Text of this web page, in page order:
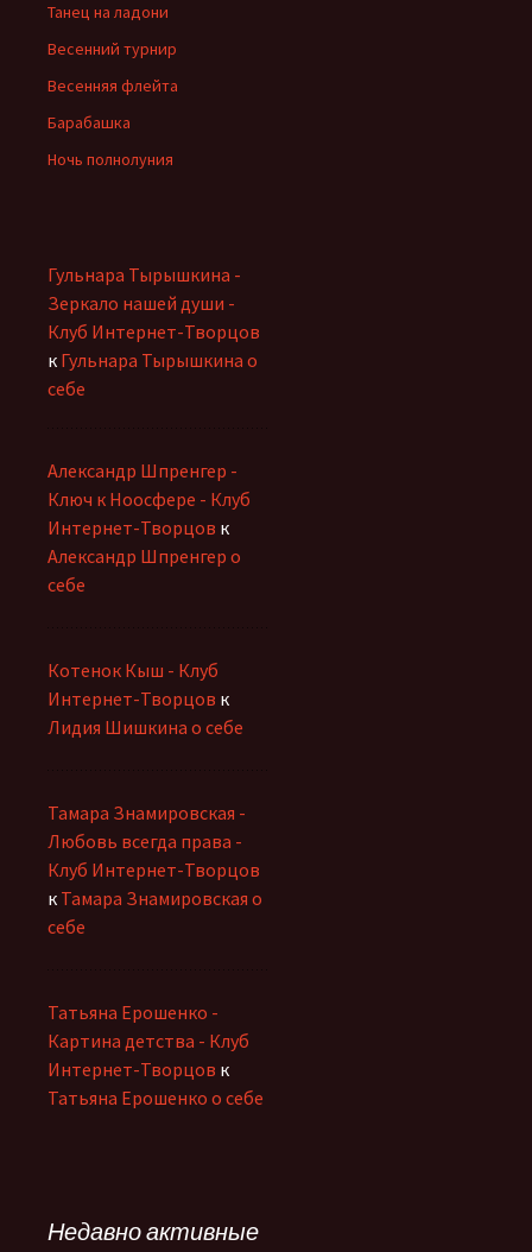
Танец на ладони
Весенний турнир
Весенняя флейта
Барабашка
Ночь полнолуния
Гульнара Тырышкина -
Зеркало нашей души -
Клуб Интернет-Творцов
к Гульнара Тырышкина о
себе
Александр Шпренгер -
Ключ к Ноосфере - Клуб
Интернет-Творцов к
Александр Шпренгер о
себе
Котенок Кыш - Клуб
Интернет-Творцов к
Лидия Шишкина о себе
Тамара Знамировская -
Любовь всегда права -
Клуб Интернет-Творцов
к Тамара Знамировская о
себе
Татьяна Ерошенко -
Картина детства - Клуб
Интернет-Творцов к
Татьяна Ерошенко о себе
Недавно активные